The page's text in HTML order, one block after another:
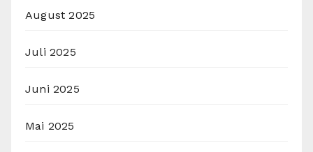
August 2025
Juli 2025
Juni 2025
Mai 2025